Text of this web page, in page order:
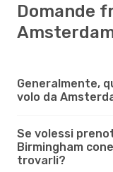
Domande
Generalmente,
volo da
Se volessi
Birmingham
trovarli?